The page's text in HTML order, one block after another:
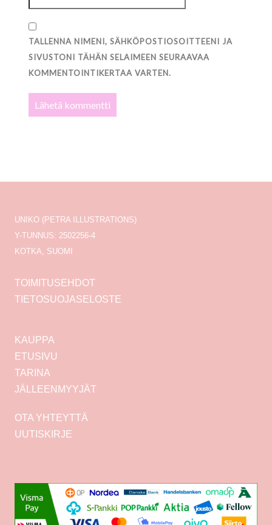
TALLENNA NIMENI, SÄHKÖPOSTIOSOITTEENI JA
SIVUSTONI TÄHÄN SELAIMEEN SEURAAVAA
KOMMENTOINTIKERTAA VARTEN.
UNIKO (PETRA ILLUSTRATIONS)
Y-TUNNUS: 2502256-4
KOTKA, SUOMI
TOIMITUSEHDOT
TIETOSUOJASELOSTE
KAUPPA
ETUSIVU
TARINA
JÄLLEENMYYJÄT
OTA YHTEYTTÄ
UUTISKIRJE